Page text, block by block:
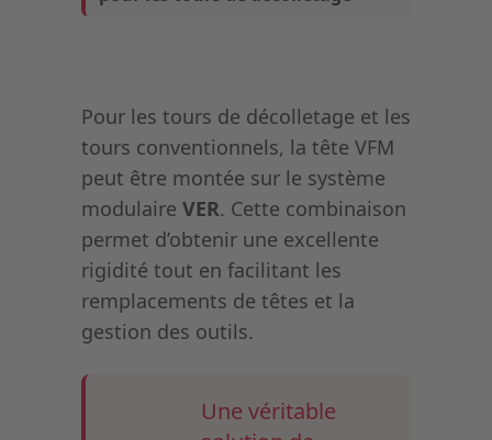
Pour les tours de décolletage et les
tours conventionnels, la tête VFM
peut être montée sur le système
modulaire VER. Cette combinaison
permet d’obtenir une excellente
rigidité tout en facilitant les
remplacements de têtes et la
gestion des outils.
Une véritable